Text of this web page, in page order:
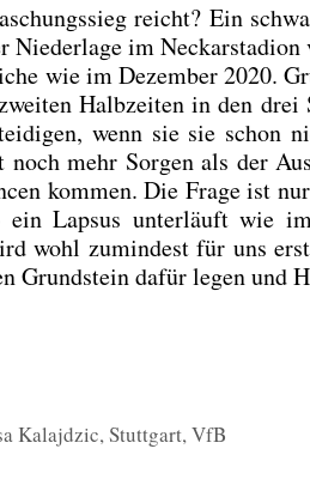
reicht? Ein
Nie­der­la­ge im
wie im Dezem­ber 2020.
Halb­zei­ten in den
wenn sie sie schon
mehr Sor­gen als der
kom­men. Die Fra­ge ist
Lap­sus unter­läuft wie
wohl zumin­dest für uns
Grund­stein dafür legen und
Kalajdzic,Stuttgart,VfB